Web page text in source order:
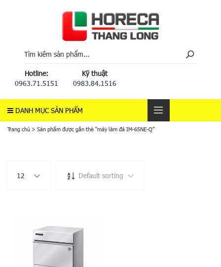
Hotline:
0963.71.5151
Kỹ thuật
0983.84.1516
DANH MỤC SẢN PHẨM
Trang chủ > Sản phẩm được gắn thẻ “máy làm đá IM-65NE-Q”
12 Default sorting